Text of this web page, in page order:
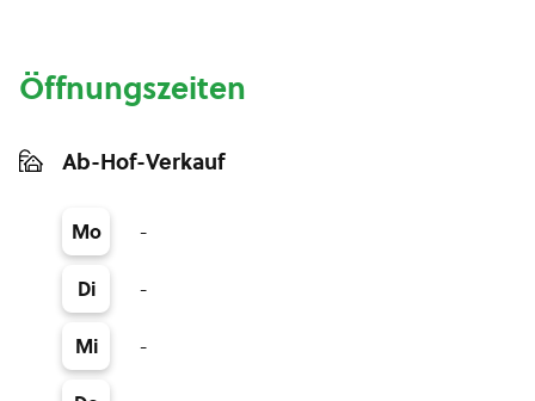
Öffnungszeiten
Ab-Hof-Verkauf
Mo -
Di -
Mi -